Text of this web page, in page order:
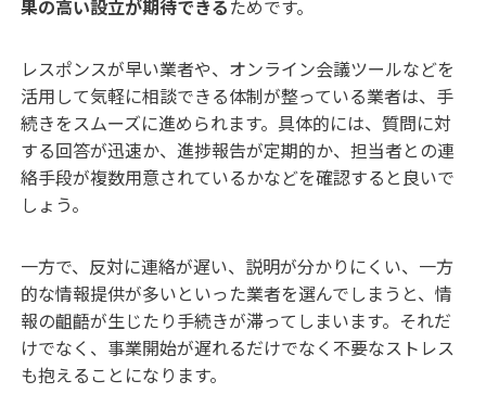
果の高い設立が期待できるためです。
レスポンスが早い業者や、オンライン会議ツールなどを
活用して気軽に相談できる体制が整っている業者は、手
続きをスムーズに進められます。具体的には、質問に対
する回答が迅速か、進捗報告が定期的か、担当者との連
絡手段が複数用意されているかなどを確認すると良いで
しょう。
一方で、反対に連絡が遅い、説明が分かりにくい、一方
的な情報提供が多いといった業者を選んでしまうと、情
報の齟齬が生じたり手続きが滞ってしまいます。それだ
けでなく、事業開始が遅れるだけでなく不要なストレス
も抱えることになります。